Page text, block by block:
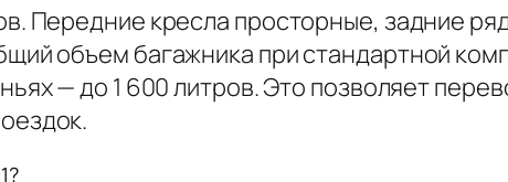
Передние кресла просторные, задние
объем багажника при стандартной
— до 1 600 литров. Это позволяет